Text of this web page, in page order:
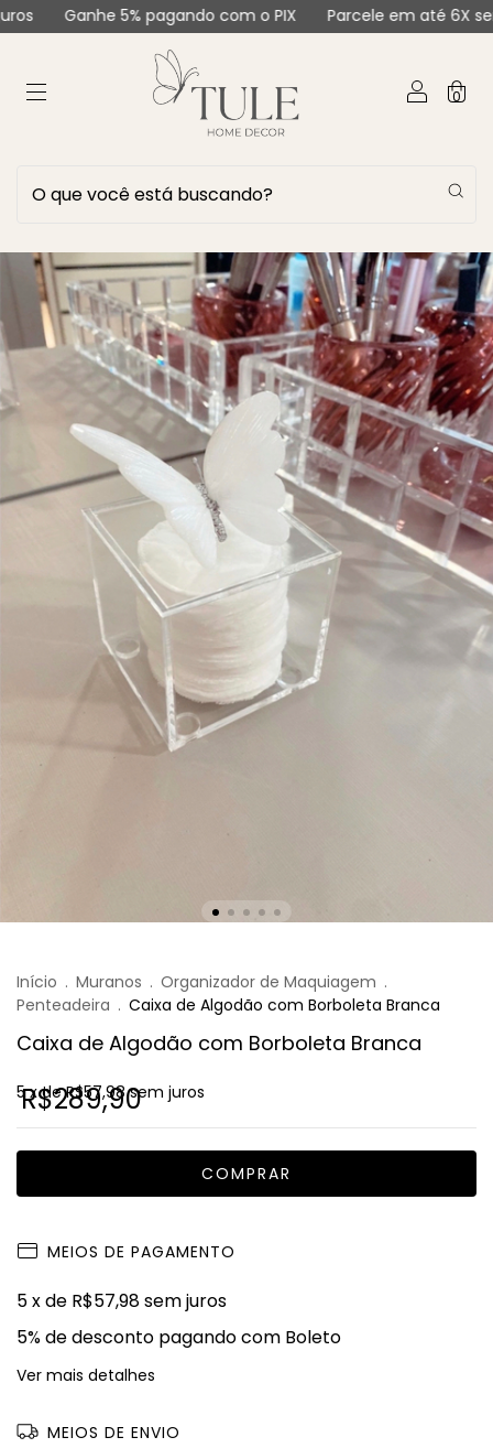
5% pagando com o PIX Parcele em até 6X sem juros
0
Início . Muranos . Organizador de Maquiagem .
Penteadeira . Caixa de Algodão com Borboleta Branca
Caixa de Algodão com Borboleta Branca
R$289,90
5 x deR$57,98 sem juros
MEIOS DE PAGAMENTO
5x de R$57,98sem juros
5% de desconto pagando com Boleto
Ver mais detalhes
MEIOS DE ENVIO